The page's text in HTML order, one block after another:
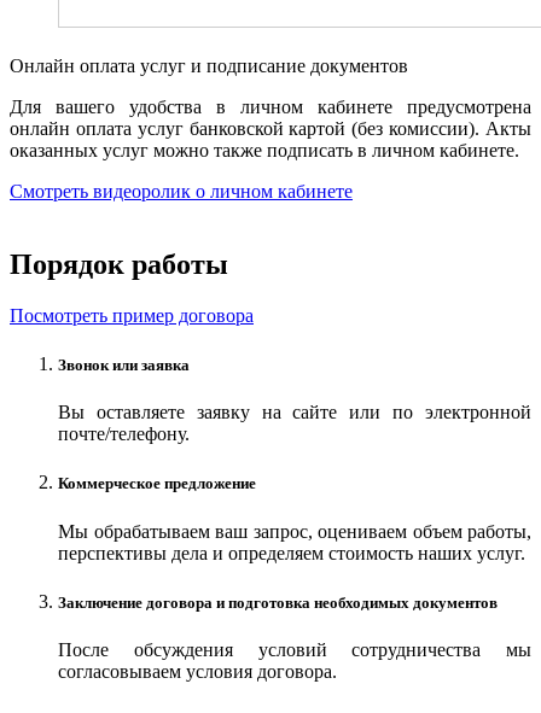
Онлайн оплата услуг и подписание документов
Для вашего удобства в личном кабинете предусмотрена
онлайн оплата услуг банковской картой (без комиссии). Акты
оказанных услуг можно также подписать в личном кабинете.
Смотреть видеоролик о личном кабинете
Порядок работы
Посмотреть пример договора
Звонок или заявка
Вы оставляете заявку на сайте или по электронной
почте/телефону.
Коммерческое предложение
Мы обрабатываем ваш запрос, оцениваем объем работы,
перспективы дела и определяем стоимость наших услуг.
Заключение договора и подготовка необходимых документов
После обсуждения условий сотрудничества мы
согласовываем условия договора.